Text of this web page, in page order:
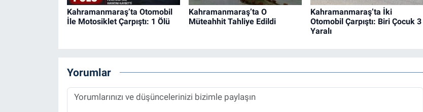
Kahramanmaraş’ta Otomobil
İle Motosiklet Çarpıştı: 1 Ölü
Kahramanmaraş’ta O
Müteahhit Tahliye Edildi
Kahramanmaraş’ta İki
Otomobil Çarpıştı: Biri Çocuk 3
Yaralı
Yorumlar